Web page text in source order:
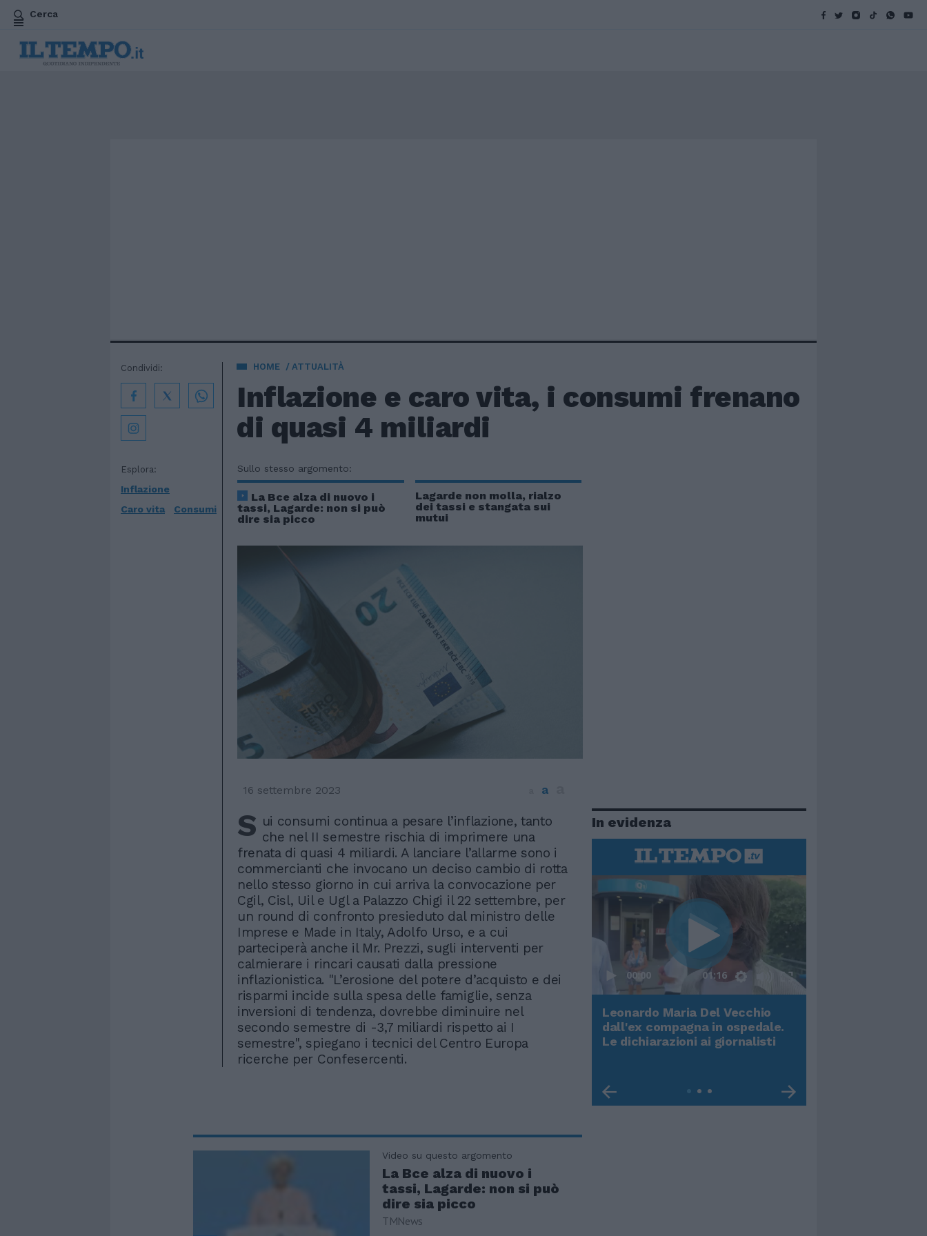
Cerca
HOME ATTUALITÀ
Inflazione e caro vita, i consumi frenano
di quasi 4 miliardi
Esplora:
Inflazione
Caro vita
Consumi
Condividi:
Sullo stesso argomento:
La Bce alza di nuovo i
tassi, Lagarde: non si può
dire sia picco
Lagarde non molla, rialzo
dei tassi e stangata sui
mutui
16 settembre 2023 a
S ui consumi continua a pesare l’inflazione, tanto
che nel II semestre rischia di imprimere una
frenata di quasi 4 miliardi. A lanciare l’allarme sono i
commercianti che invocano un deciso cambio di rotta
nello stesso giorno in cui arriva la convocazione per
Cgil, Cisl, Uil e Ugl a Palazzo Chigi il 22 settembre, per
un round di confronto presieduto dal ministro delle
Imprese e Made in Italy, Adolfo Urso, e a cui
parteciperà anche il Mr. Prezzi, sugli interventi per
calmierare i rincari causati dalla pressione
inflazionistica. "L’erosione del potere d’acquisto e dei
risparmi incide sulla spesa delle famiglie, senza
inversioni di tendenza, dovrebbe diminuire nel
secondo semestre di -3,7 miliardi rispetto ai I
semestre", spiegano i tecnici del Centro Europa
ricerche per Confesercenti.
Video su questo argomento
La Bce alza di nuovo i
tassi, Lagarde: non si può
dire sia picco
TMNews
In evidenza
Rudy Giuliani a Come States?
Trump, Meloni e la strategia
americana
00:00 01:16
Leonardo Maria Del Vecchio
dall'ex compagna in ospedale.
Le dichiarazioni ai giornalisti